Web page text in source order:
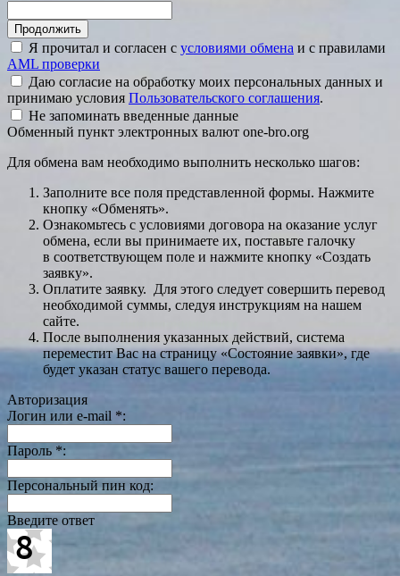
Я прочитал и согласен с условиями обмена и с правилами
AML проверки
Даю согласие на обработку моих персональных данных и
принимаю условия Пользовательского соглашения.
Не запоминать введенные данные
Обменный пункт электронных валют one-bro.org
Для обмена вам необходимо выполнить несколько шагов:
Заполните все поля представленной формы. Нажмите
кнопку «Обменять».
Ознакомьтесь с условиями договора на оказание услуг
обмена, если вы принимаете их, поставьте галочку
в соответствующем поле и нажмите кнопку «Создать
заявку».
Оплатите заявку. Для этого следует совершить перевод
необходимой суммы, следуя инструкциям на нашем
сайте.
После выполнения указанных действий, система
переместит Вас на страницу «Состояние заявки», где
будет указан статус вашего перевода.
Авторизация
Логин или e-mail *:
Пароль *:
Персональный пин код:
Введите ответ